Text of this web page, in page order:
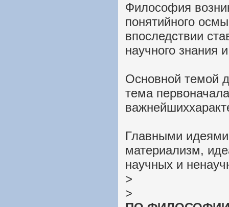
Философия
понятийного
впоследствии
научного знания
Основной темой
тема
Главными
материализм,
научных и
>
>